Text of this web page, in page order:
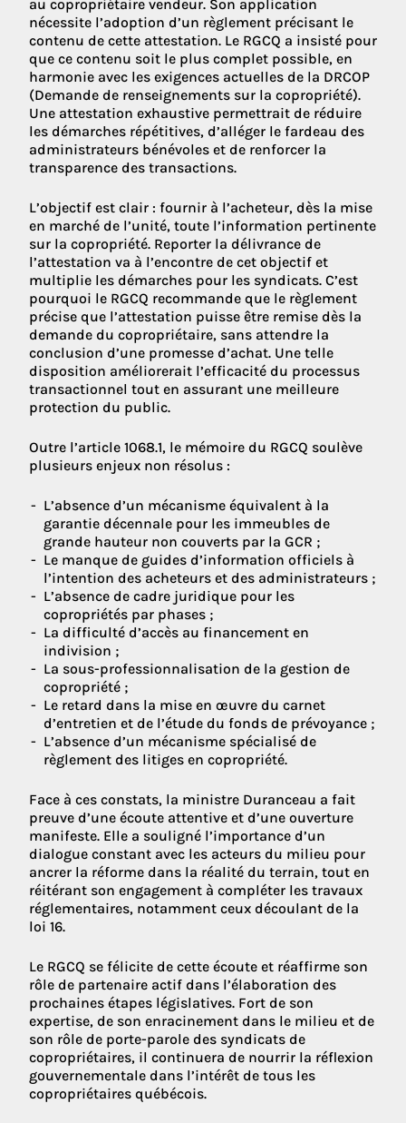
au copropriétaire vendeur. Son application
nécessite l’adoption d’un règlement précisant le
contenu de cette attestation. Le RGCQ a insisté pour
que ce contenu soit le plus complet possible, en
harmonie avec les exigences actuelles de la DRCOP
(Demande de renseignements sur la copropriété).
Une attestation exhaustive permettrait de réduire
les démarches répétitives, d’alléger le fardeau des
administrateurs bénévoles et de renforcer la
transparence des transactions.
L’objectif est clair : fournir à l’acheteur, dès la mise
en marché de l’unité, toute l’information pertinente
sur la copropriété. Reporter la délivrance de
l’attestation va à l’encontre de cet objectif et
multiplie les démarches pour les syndicats. C’est
pourquoi le RGCQ recommande que le règlement
précise que l’attestation puisse être remise dès la
demande du copropriétaire, sans attendre la
conclusion d’une promesse d’achat. Une telle
disposition améliorerait l’efficacité du processus
transactionnel tout en assurant une meilleure
protection du public.
Outre l’article 1068.1, le mémoire du RGCQ soulève
plusieurs enjeux non résolus :
L’absence d’un mécanisme équivalent à la
garantie décennale pour les immeubles de
grande hauteur non couverts par la GCR ;
Le manque de guides d’information officiels à
l’intention des acheteurs et des administrateurs ;
L’absence de cadre juridique pour les
copropriétés par phases ;
La difficulté d’accès au financement en
indivision ;
La sous-professionnalisation de la gestion de
copropriété ;
Le retard dans la mise en œuvre du carnet
d’entretien et de l’étude du fonds de prévoyance ;
L’absence d’un mécanisme spécialisé de
règlement des litiges en copropriété.
Face à ces constats, la ministre Duranceau a fait
preuve d’une écoute attentive et d’une ouverture
manifeste. Elle a souligné l’importance d’un
dialogue constant avec les acteurs du milieu pour
ancrer la réforme dans la réalité du terrain, tout en
réitérant son engagement à compléter les travaux
réglementaires, notamment ceux découlant de la
loi 16.
Le RGCQ se félicite de cette écoute et réaffirme son
rôle de partenaire actif dans l’élaboration des
prochaines étapes législatives. Fort de son
expertise, de son enracinement dans le milieu et de
son rôle de porte-parole des syndicats de
copropriétaires, il continuera de nourrir la réflexion
gouvernementale dans l’intérêt de tous les
copropriétaires québécois.